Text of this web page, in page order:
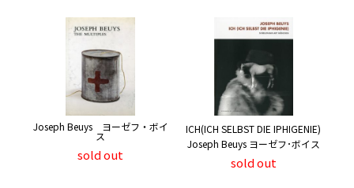
Joseph Beuys ヨーゼフ・ボイ
ス
sold out
ICH(ICH SELBST DIE IPHIGENIE)
Joseph Beuys ヨーゼフ･ボイス
sold out